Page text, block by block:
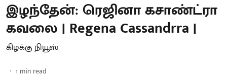
இழந்தேன்: ரெஜினா கசாண்ட்ரா
கவலை | Regena Cassandrra |
கிழக்கு நியூஸ்
1 min read